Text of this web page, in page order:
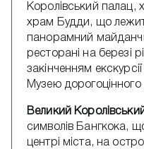
Королівський
храм Будди, що
панорамний
ресторані на березі
закінченням
Музею дорогоцінного
Великий
символів Бангкока,
центрі міста, на